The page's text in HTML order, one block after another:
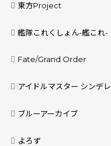
東方Project
艦隊これくしょん-艦これ-
Fate/Grand Order
アイドルマスター シンデレラガールズ
ブルーアーカイブ
よろず